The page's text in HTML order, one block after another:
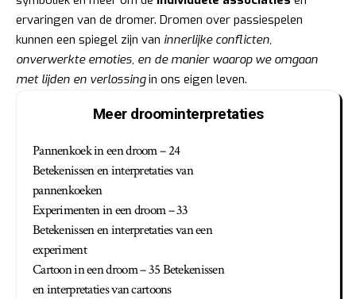
ervaringen van de dromer. Dromen over passiespelen
kunnen een spiegel zijn van innerlijke conflicten,
onverwerkte emoties, en de manier waarop we omgaan
met lijden en verlossingin ons eigen leven.
Meer droominterpretaties
Pannenkoek in een droom – 24
Betekenissen en interpretaties van
pannenkoeken
Experimenten in een droom – 33
Betekenissen en interpretaties van een
experiment
Cartoon in een droom – 35 Betekenissen
en interpretaties van cartoons